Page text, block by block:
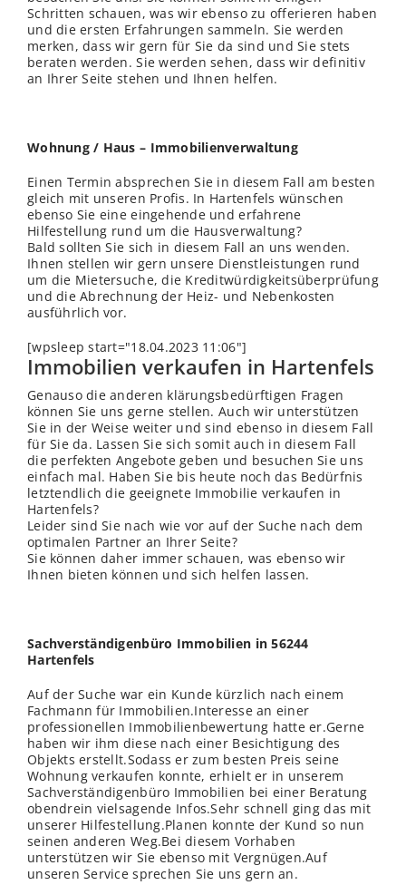
Schritten schauen, was wir ebenso zu offerieren haben
und die ersten Erfahrungen sammeln. Sie werden
merken, dass wir gern für Sie da sind und Sie stets
beraten werden. Sie werden sehen, dass wir definitiv
an Ihrer Seite stehen und Ihnen helfen.
Wohnung / Haus – Immobilienverwaltung
Einen Termin absprechen Sie in diesem Fall am besten
gleich mit unseren Profis. In Hartenfels wünschen
ebenso Sie eine eingehende und erfahrene
Hilfestellung rund um die Hausverwaltung?
Bald sollten Sie sich in diesem Fall an uns wenden.
Ihnen stellen wir gern unsere Dienstleistungen rund
um die Mietersuche, die Kreditwürdigkeitsüberprüfung
und die Abrechnung der Heiz- und Nebenkosten
ausführlich vor.
[wpsleep start="18.04.2023 11:06"]
Immobilien verkaufen in Hartenfels
Genauso die anderen klärungsbedürftigen Fragen
können Sie uns gerne stellen. Auch wir unterstützen
Sie in der Weise weiter und sind ebenso in diesem Fall
für Sie da. Lassen Sie sich somit auch in diesem Fall
die perfekten Angebote geben und besuchen Sie uns
einfach mal. Haben Sie bis heute noch das Bedürfnis
letztendlich die geeignete Immobilie verkaufen in
Hartenfels?
Leider sind Sie nach wie vor auf der Suche nach dem
optimalen Partner an Ihrer Seite?
Sie können daher immer schauen, was ebenso wir
Ihnen bieten können und sich helfen lassen.
Sachverständigenbüro Immobilien in 56244
Hartenfels
Auf der Suche war ein Kunde kürzlich nach einem
Fachmann für Immobilien.Interesse an einer
professionellen Immobilienbewertung hatte er.Gerne
haben wir ihm diese nach einer Besichtigung des
Objekts erstellt.Sodass er zum besten Preis seine
Wohnung verkaufen konnte, erhielt er in unserem
Sachverständigenbüro Immobilien bei einer Beratung
obendrein vielsagende Infos.Sehr schnell ging das mit
unserer Hilfestellung.Planen konnte der Kund so nun
seinen anderen Weg.Bei diesem Vorhaben
unterstützen wir Sie ebenso mit Vergnügen.Auf
unseren Service sprechen Sie uns gern an.